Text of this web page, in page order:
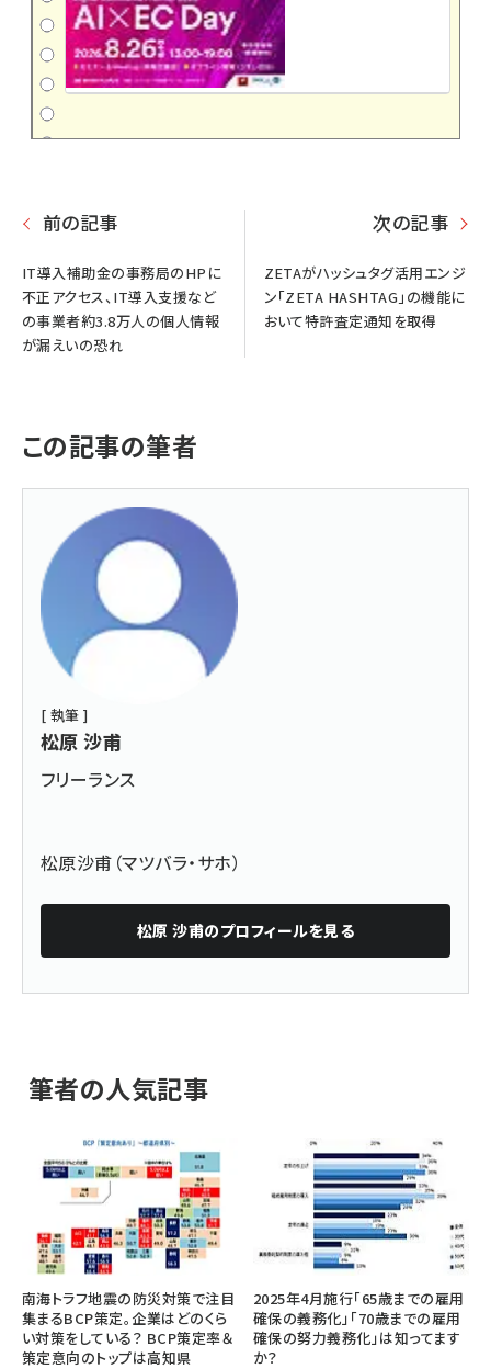
前の記事
IT導入補助金の事務局のHPに
不正アクセス、IT導入支援など
の事業者約3.8万人の個人情報
が漏えいの恐れ
次の記事
ZETAがハッシュタグ活用エンジ
ン「ZETA HASHTAG」の機能に
おいて特許査定通知を取得
この記事の筆者
[ 執筆 ]
松原 沙甫
フリーランス
松原沙甫（マツバラ・サホ）
松原 沙甫のプロフィールを見る
筆者の人気記事
南海トラフ地震の防災対策で注目
集まるBCP策定。企業はどのくら
い対策をしている？ BCP策定率＆
策定意向のトップは高知県
2025年4月施行「65歳までの雇用
確保の義務化」「70歳までの雇用
確保の努力義務化」は知ってます
か？